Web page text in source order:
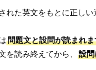
れた英文をもとに正しい
問題文と設問が読まれ
を読み終えてから、
設